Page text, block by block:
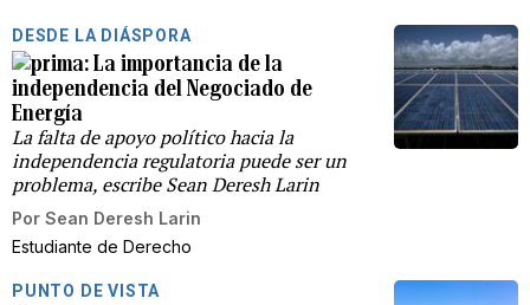
DESDE LA DIÁSPORA
La importancia de la
independencia del Negociado de
Energía
La falta de apoyo político hacia la
independencia regulatoria puede ser un
problema, escribe Sean Deresh Larin
Por Sean Deresh Larin
Estudiante de Derecho
PUNTO DE VISTA